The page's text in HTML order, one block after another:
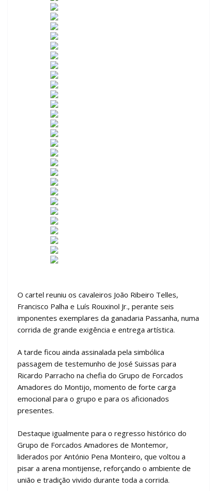
O cartel reuniu os cavaleiros João Ribeiro Telles,
Francisco Palha e Luís Rouxinol Jr., perante seis
imponentes exemplares da ganadaria Passanha, numa
corrida de grande exigência e entrega artística.
A tarde ficou ainda assinalada pela simbólica
passagem de testemunho de José Suissas para
Ricardo Parracho na chefia do Grupo de Forcados
Amadores do Montijo, momento de forte carga
emocional para o grupo e para os aficionados
presentes.
Destaque igualmente para o regresso histórico do
Grupo de Forcados Amadores de Montemor,
liderados por António Pena Monteiro, que voltou a
pisar a arena montijense, reforçando o ambiente de
união e tradição vivido durante toda a corrida.